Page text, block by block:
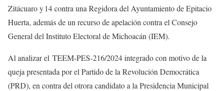
Zitácuaro y 14 contra una Regidora del Ayuntamiento de Epitacio
Huerta, además de un recurso de apelación contra el Consejo
General del Instituto Electoral de Michoacán (IEM).
Al analizar el TEEM-PES-216/2024 integrado con motivo de la
queja presentada por el Partido de la Revolución Democrática
(PRD), en contra del otrora candidato a la Presidencia Municipal